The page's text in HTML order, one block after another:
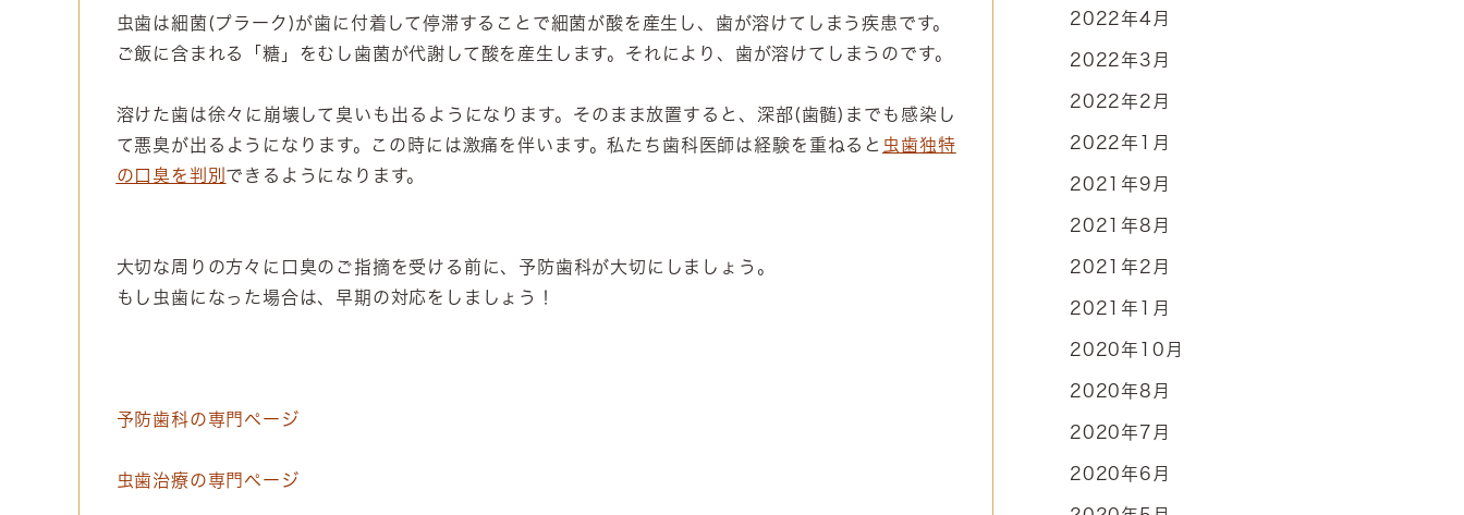
虫歯は細菌(プラーク)が歯に付着して停滞することで細菌が酸を産生し、歯が溶けてしまう疾患です。
ご飯に含まれる「糖」をむし歯菌が代謝して酸を産生します。それにより、歯が溶けてしまうのです。
溶けた歯は徐々に崩壊して臭いも出るようになります。そのまま放置すると、深部(歯髄)までも感染し
て悪臭が出るようになります。この時には激痛を伴います。私たち歯科医師は経験を重ねると 虫歯独特
の口臭を判別 できるようになります。
大切な周りの方々に口臭のご指摘を受ける前に、予防歯科が大切にしましょう。
もし虫歯になった場合は、早期の対応をしましょう！
予防歯科の専門ページ
虫歯治療の専門ページ
2022年4月
2022年3月
2022年2月
2022年1月
2021年9月
2021年8月
2021年2月
2021年1月
2020年10月
2020年8月
2020年7月
2020年6月